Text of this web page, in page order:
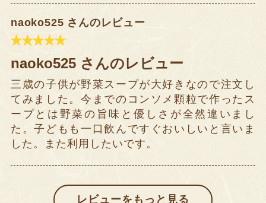
naoko525 さんのレビュー
naoko525 さんのレビュー
三歳の子供が野菜スープが大好きなので注文し
てみました。今までのコンソメ顆粒で作ったス
ープとは野菜の旨味と優しさが全然違いまし
た。子どもも一口飲んですぐおいしいと言いま
した。また利用したいです。